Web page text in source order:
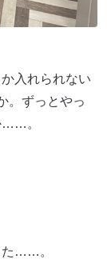
入れられない
。ずっとやっ
……。
た……。